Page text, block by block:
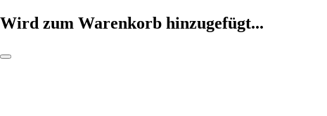
Wird zum Warenkorb hinzugefügt...